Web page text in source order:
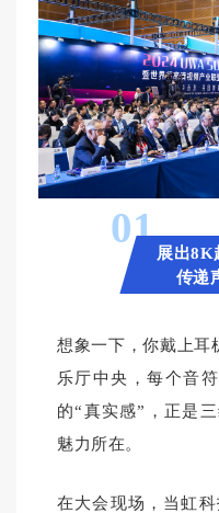
01
展出8K
传递
想象一下，你戴上耳
乐厅中央 ，每个音
的“真实感”，正是
魅力所在。
在大会现场，当虹